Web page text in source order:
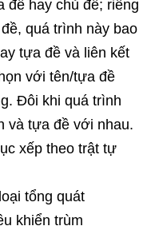
đề hay chủ đề; riêng
quá trình này bao
tựa đề và liên kết
với tên/tựa đề
Đôi khi quá trình
và tựa đề với nhau.
xếp theo trật tự
tổng quát
khiển trùm